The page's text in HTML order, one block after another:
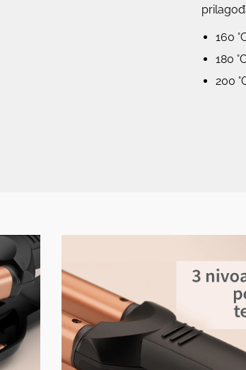
160
180
200